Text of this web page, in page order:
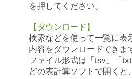
を押してください。
【ダウンロード】
検索などを使って一覧に表
内容をダウンロードできま
ファイル形式は「tsv」「
どの表計算ソフトで開くと